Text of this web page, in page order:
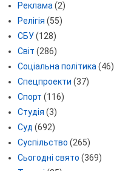
Реклама(2)
Релігія (55)
СБУ(128)
Світ (286)
Соціальна політика(46)
Спецпроекти (37)
Спорт (116)
Студія (3)
Суд (692)
Суспільство (265)
Сьогодні свято (369)